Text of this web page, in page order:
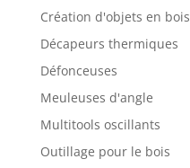
Création d'objets en bois
Décapeurs thermiques
Défonceuses
Meuleuses d'angle
Multitools oscillants
Outillage pour le bois